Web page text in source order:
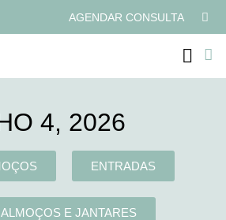
AGENDAR CONSULTA
4, 2026
ENTRADAS
ALMOÇOS E JANTARES